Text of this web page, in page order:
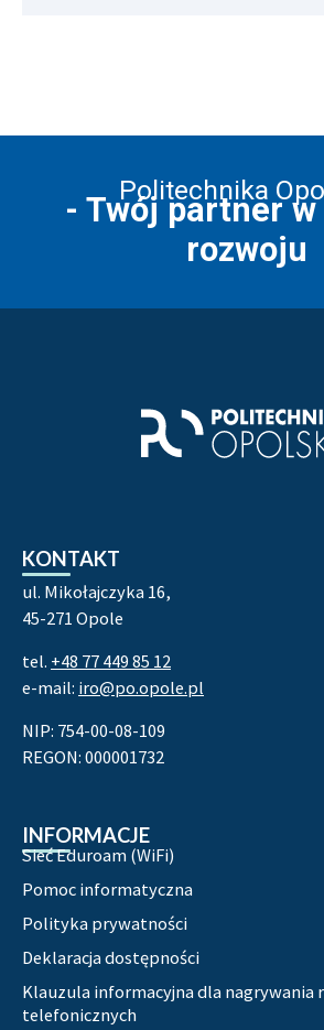
Politechnika
- Twój partner w
rozwoju
KONTAKT
ul. Mikołajczyka 16,
45-271 Opole
tel. +48 77 449 85 12
e-mail: iro@po.opole.pl
NIP: 754-00-08-109
REGON: 000001732
INFORMACJE
Sieć Eduroam (WiFi)
Pomoc informatyczna
Polityka prywatności
Deklaracja dostępności
Klauzula informacyjna dla nagrywania
telefonicznych